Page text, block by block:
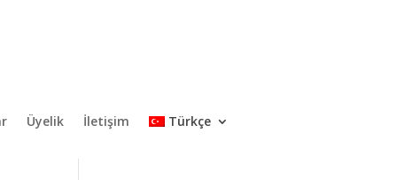
Üyelik İletişim Türkçe